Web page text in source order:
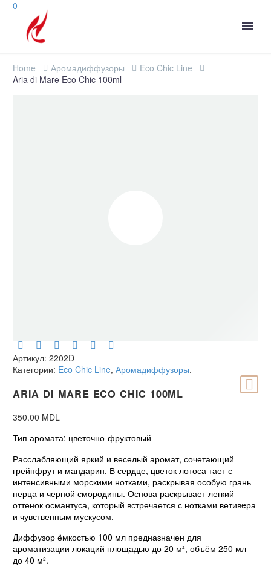
0
Home Аромадиффузоры
Eco Chic Line
Aria di Mare Eco Chic 100ml
Артикул: 2202D
Категории: Eco Chic Line, Аромадиффузоры.
ARIA DI MARE ECO CHIC 100ML
350.00 MDL
Тип аромата: цветочно-фруктовый
Расслабляющий яркий и веселый аромат, сочетающий
грейпфрут и мандарин. В сердце, цветок лотоса тает с
интенсивными морскими нотками, раскрывая особую грань
перца и черной смородины. Основа раскрывает легкий
оттенок османтуса, который встречается с нотками ветивeра
и чувственным мускусом.
Диффузор ёмкостью 100 мл предназначен для
ароматизации локаций площадью до 20 м², объём 250 мл —
до 40 м².